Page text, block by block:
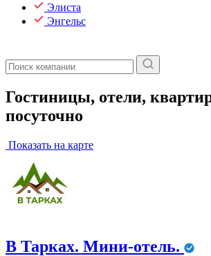
Элиста
Энгельс
Гостиницы, отели,
посуточно
Показать на карте
В Тарках. Мини-отель.